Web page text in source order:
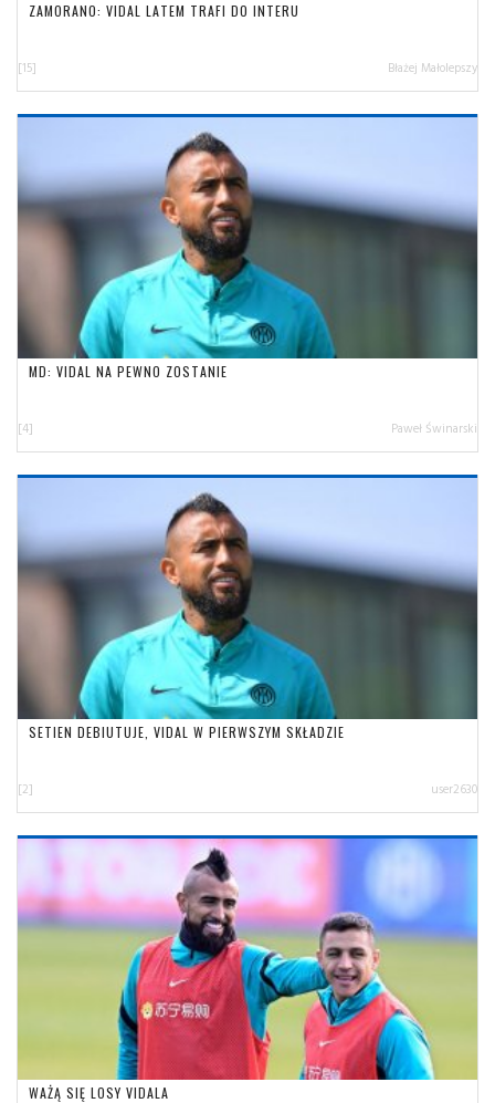
ZAMORANO: VIDAL LATEM TRAFI DO INTERU
[15] Błażej Małolepszy
MD: VIDAL NA PEWNO ZOSTANIE
[4] Paweł Świnarski
SETIEN DEBIUTUJE, VIDAL W PIERWSZYM SKŁADZIE
[2] user2630
WAŻĄ SIĘ LOSY VIDALA